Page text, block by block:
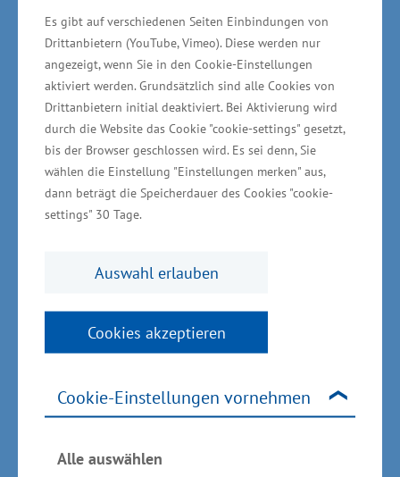
Es gibt auf verschiedenen Seiten Einbindungen von
Drittanbietern (YouTube, Vimeo). Diese werden nur
angezeigt, wenn Sie in den Cookie-Einstellungen
aktiviert werden. Grundsätzlich sind alle Cookies von
Drittanbietern initial deaktiviert. Bei Aktivierung wird
durch die Website das Cookie "cookie-settings" gesetzt,
bis der Browser geschlossen wird. Es sei denn, Sie
wählen die Einstellung "Einstellungen merken" aus,
dann beträgt die Speicherdauer des Cookies "cookie-
settings" 30 Tage.
Auswahl erlauben
Cookies akzeptieren
Cookie-Einstellungen vornehmen
Alle auswählen
Diese vielen Herausforderungen werden wir nur
gemeinsam meistern können. Ein Punkt der aus
meiner Perspektive noch ausbaufähig ist, ist die
Realisierung von Hafenkooperationen. Ich weiß,
dass es hierzu bereits Gespräche gibt und halte
diesen Hafenentwicklungsdialog in diesem
Kontext für ein besonders wichtiges
Dr. Bernd Buchholz, Minister für Wirtschaft und
dem europäischen Green Deal müssen unsere
Häfen vermehrt der Nachhaltigkeit und dem
Klimaschutz gerecht werden. Mit dem Einsatz